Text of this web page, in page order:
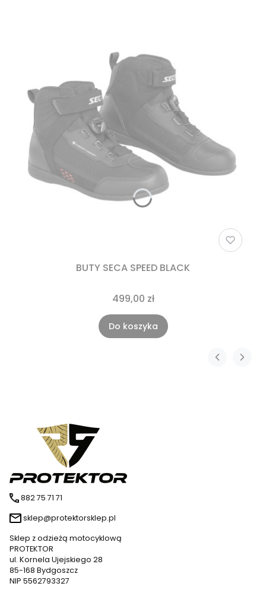
BUTY SECA SPEED BLACK
499,00 zł
Do koszyka
882 75 71 71
sklep@protektorsklep.pl
Sklep z odzieżą motocyklową
PROTEKTOR
ul. Kornela Ujejskiego 28
85-168 Bydgoszcz
NIP 5562793327